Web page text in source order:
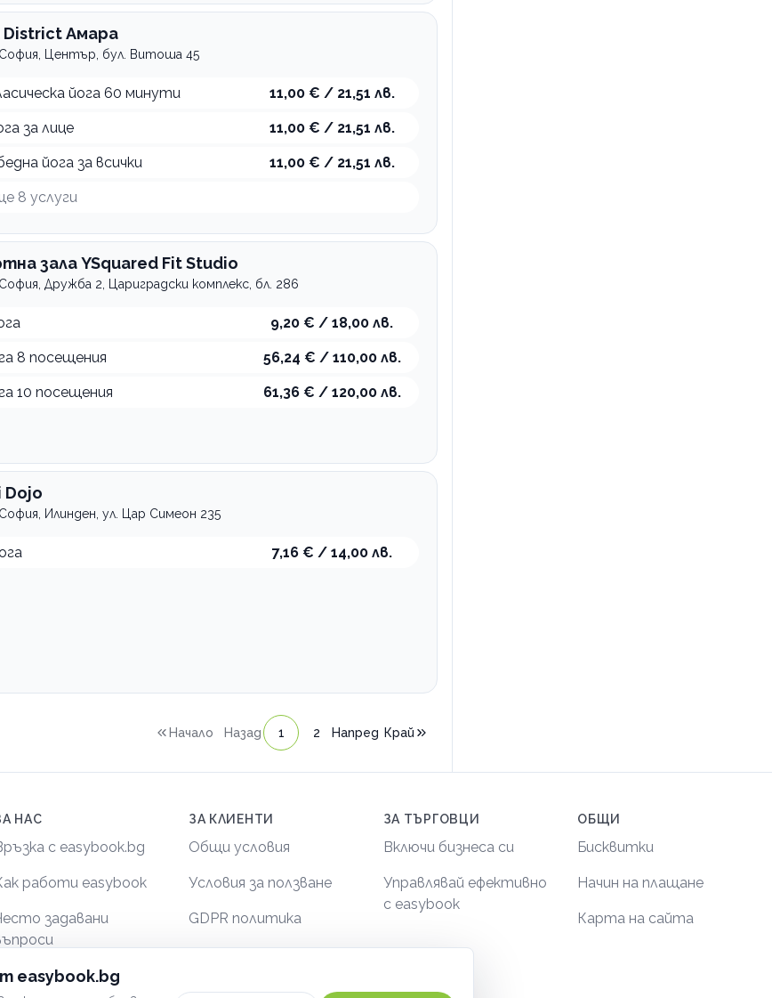
easybook.bg
District Амара
Център, бул. Витоша 45
йога 60 минути 11,00 € / 21,51 лв.
за лице 11,00 € / 21,51 лв.
йога за всички 11,00 € / 21,51 лв.
8 услуги
зала YSquared Fit Studio
Дружба 2, Цариградски комплекс, бл. 286
9,20 € / 18,00 лв.
8 посещения 56,24 € / 110,00 лв.
10 посещения 61,36 € / 120,00 лв.
Dojo
Илинден, ул. Цар Симеон 235
7,16 € / 14,00 лв.
Начало Назад 1 2 Напред Край
НАС
с easybook.bg
работи easybook
задавани
ЗА КЛИЕНТИ
Общи условия
Условия за ползване
GDPR политика
Сигурност
ЗА ТЪРГОВЦИ
Включи бизнеса си
Управлявай ефективно
с easybook
ОБЩИ
Бисквитки
Начин на плащане
Карта на сайта